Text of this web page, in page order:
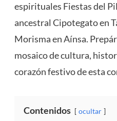
espirituales Fiestas del
ancestral Cipotegato en
Morisma en Aínsa.
mosaico de cultura,
corazón festivo de esta
Contenidos ocultar